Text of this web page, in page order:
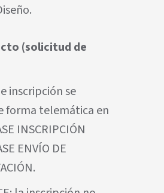
(solicitud de
inscripción se
forma telemática en
INSCRIPCIÓN
ENVÍO DE